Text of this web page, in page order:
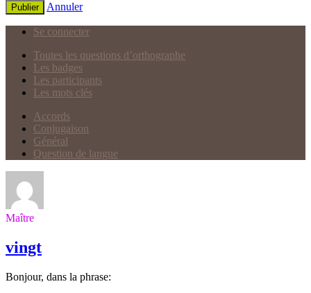
Publier Annuler
Se connecter
Toutes les questions d’orthographe
Les badges
Les participants
Les mots clés
Accords
Conjugaison
Général
Question de langue
Maître
vingt
Bonjour, dans la phrase: